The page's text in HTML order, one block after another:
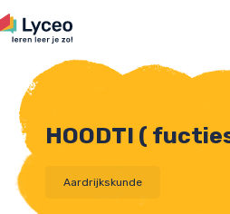
Upload
HOODTI (
Aardrijkskunde